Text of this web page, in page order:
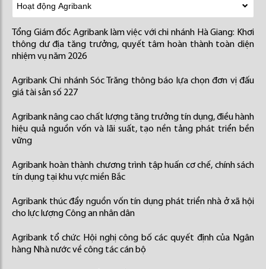
Tổng Giám đốc Agribank làm việc với chi nhánh Hà Giang: Khơi
thông dư địa tăng trưởng, quyết tâm hoàn thành toàn diện
nhiệm vụ năm 2026
Agribank Chi nhánh Sóc Trăng thông báo lựa chọn đơn vị đấu
giá tài sản số 227
Agribank nâng cao chất lượng tăng trưởng tín dụng, điều hành
hiệu quả nguồn vốn và lãi suất, tạo nền tảng phát triển bền
vững
Agribank hoàn thành chương trình tập huấn cơ chế, chính sách
tín dụng tại khu vực miền Bắc
Agribank thúc đẩy nguồn vốn tín dụng phát triển nhà ở xã hội
cho lực lượng Công an nhân dân
Agribank tổ chức Hội nghị công bố các quyết định của Ngân
hàng Nhà nước về công tác cán bộ